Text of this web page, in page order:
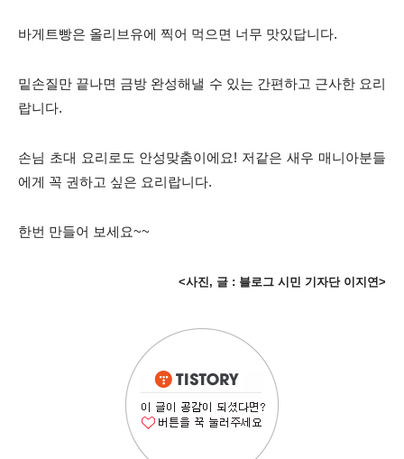
바게트빵은 올리브유에 찍어 먹으면 너무 맛있답니다.
밑손질만 끝나면 금방 완성해낼 수 있는 간편하고 근사한 요리
랍니다.
손님 초대 요리로도 안성맞춤이에요! 저같은 새우 매니아분들
에게 꼭 권하고 싶은 요리랍니다.
한번 만들어 보세요~~
<사진, 글 : 블로그 시민 기자단 이지연>